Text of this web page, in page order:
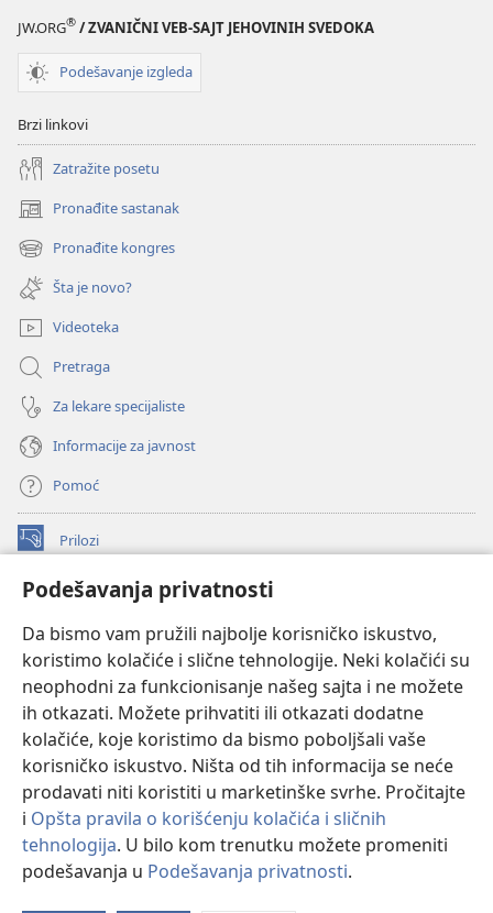
Podešavanja privatnosti
Da bismo vam pružili najbolje korisničko iskustvo,
koristimo kolačiće i slične tehnologije. Neki kolačići su
neophodni za funkcionisanje našeg sajta i ne možete
ih otkazati. Možete prihvatiti ili otkazati dodatne
kolačiće, koje koristimo da bismo poboljšali vaše
korisničko iskustvo. Ništa od tih informacija se neće
prodavati niti koristiti u marketinške svrhe. Pročitajte
i Opšta pravila o korišćenju kolačića i sličnih
tehnologija. U bilo kom trenutku možete promeniti
podešavanja u Podešavanja privatnosti.
JW.ORG® / ZVANIČNI VEB-SAJT JEHOVINIH SVEDOKA
Podešavanje izgleda
Brzi linkovi
Zatražite posetu
Pronađite sastanak
(otvara
novi
prozor)
Pronađite kongres
(otvara
novi
prozor)
Šta je novo?
Videoteka
Pretraga
Za lekare specijaliste
Informacije za javnost
Pomoć
Prilozi
(otvara
prozor)ONLAJN BIBLIOTEKA Watchtower
novi
prozor)JW Hub®
(otvara
novi
prozor)
®
Watchtower Library®
Copyright© 2026 Watch Tower Bible and Tract Society of Pennsylvania.
PRAVILA KORIŠĆENJA|PRIVATNOST| PODEŠAVANjE PRIVATNOSTI